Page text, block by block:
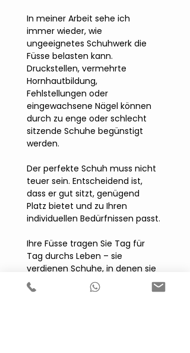
In meiner Arbeit sehe ich
immer wieder, wie
ungeeignetes Schuhwerk die
Füsse belasten kann.
Druckstellen, vermehrte
Hornhautbildung,
Fehlstellungen oder
eingewachsene Nägel können
durch zu enge oder schlecht
sitzende Schuhe begünstigt
werden.
Der perfekte Schuh muss nicht
teuer sein. Entscheidend ist,
dass er gut sitzt, genügend
Platz bietet und zu Ihren
individuellen Bedürfnissen passt.
Ihre Füsse tragen Sie Tag für
Tag durchs Leben – sie
verdienen Schuhe, in denen sie
sich wohlfühlen.